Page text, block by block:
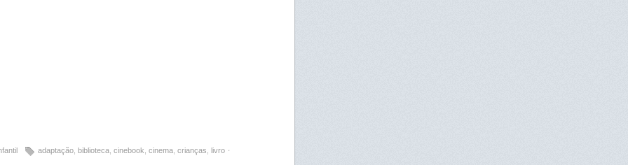
adaptação ,biblioteca ,cinebook ,cinema ,crianças ,livro ⋅